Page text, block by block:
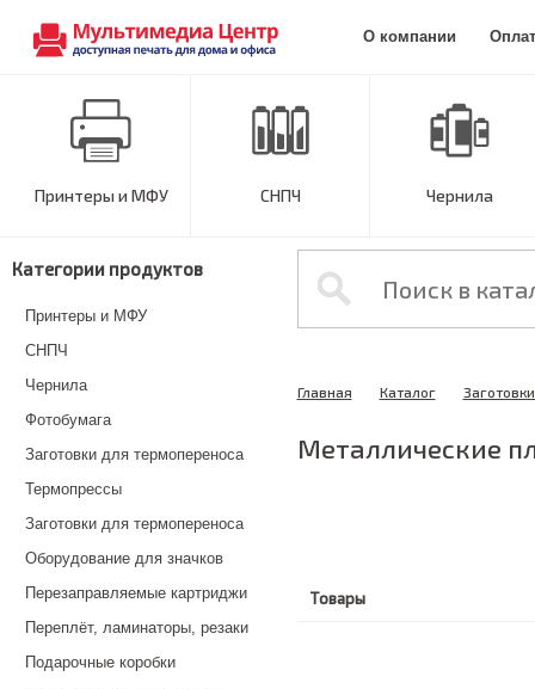
О компании
Принтеры и МФУ СНПЧ Чернила
Категории продуктов
Принтеры и МФУ
СНПЧ
Чернила
Фотобумага
Заготовки для термопереноса
Термопрессы
Заготовки для термопереноса
Оборудование для значков
Перезаправляемые картриджи
Переплёт, ламинаторы, резаки
Подарочные коробки
Главная Каталог
Металлические
Товары